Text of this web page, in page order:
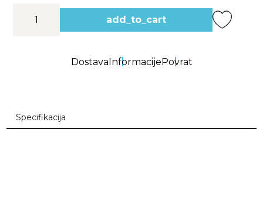
add_to_cart
DostavaInformacijePovrat
Specifikacija